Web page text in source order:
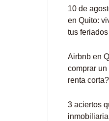
10 de
en Quito:
tus feriados
Airbnb en
comprar
renta corta?
3 aciertos